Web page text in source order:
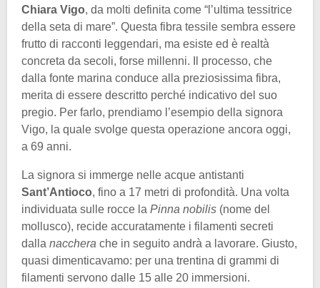
Chiara Vigo, da molti definita come “l’ultima tessitrice
della seta di mare”. Questa fibra tessile sembra essere
frutto di racconti leggendari, ma esiste ed è realtà
concreta da secoli, forse millenni. Il processo, che
dalla fonte marina conduce alla preziosissima fibra,
merita di essere descritto perché indicativo del suo
pregio. Per farlo, prendiamo l’esempio della signora
Vigo, la quale svolge questa operazione ancora oggi,
a 69 anni.
La signora si immerge nelle acque antistanti
Sant’Antioco, fino a 17 metri di profondità. Una volta
individuata sulle rocce la Pinna nobilis (nome del
mollusco), recide accuratamente i filamenti secreti
dalla nacchera che in seguito andrà a lavorare. Giusto,
quasi dimenticavamo: per una trentina di grammi di
filamenti servono dalle 15 alle 20 immersioni.